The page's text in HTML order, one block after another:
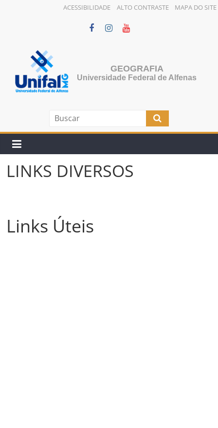
ACESSIBILIDADE ALTO CONTRASTE MAPA DO SITE
conteúdo
GEOGRAFIA
Universidade Federal de Alfenas
LINKS DIVERSOS
Links Úteis